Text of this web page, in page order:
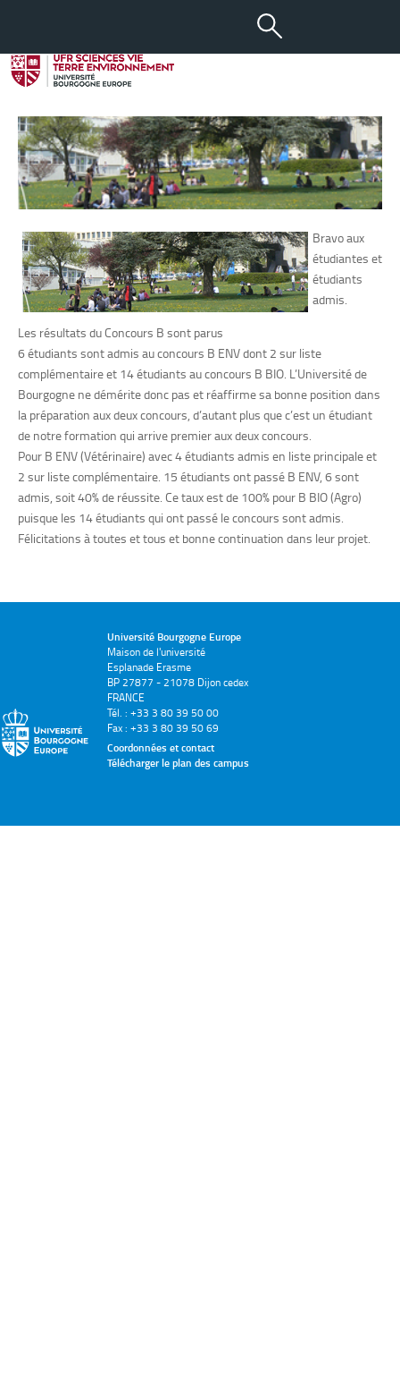
06 JUIL 2018
Résultats CONCOURS B
Bravo aux
étudiantes et
étudiants
admis.
Les résultats du Concours B sont parus
6 étudiants sont admis au concours B ENV dont 2 sur liste
complémentaire et 14 étudiants au concours B BIO. L’Université de
Bourgogne ne démérite donc pas et réaffirme sa bonne position dans
la préparation aux deux concours, d’autant plus que c’est un étudiant
de notre formation qui arrive premier aux deux concours.
Pour B ENV (Vétérinaire) avec 4 étudiants admis en liste principale et
2 sur liste complémentaire. 15 étudiants ont passé B ENV, 6 sont
admis, soit 40% de réussite. Ce taux est de 100% pour B BIO (Agro)
puisque les 14 étudiants qui ont passé le concours sont admis.
Félicitations à toutes et tous et bonne continuation dans leur projet.
Université Bourgogne Europe
Maison de l'université
Esplanade Erasme
BP 27877 - 21078 Dijon cedex
FRANCE
Tél. : +33 3 80 39 50 00
Fax : +33 3 80 39 50 69
Coordonnées et contact
Télécharger le plan des campus